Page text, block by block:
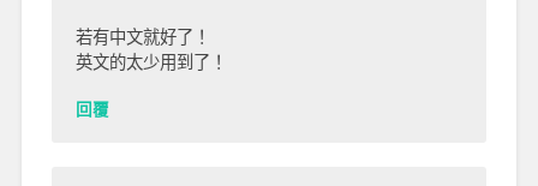
若有中文就好了！
英文的太少用到了！
回覆